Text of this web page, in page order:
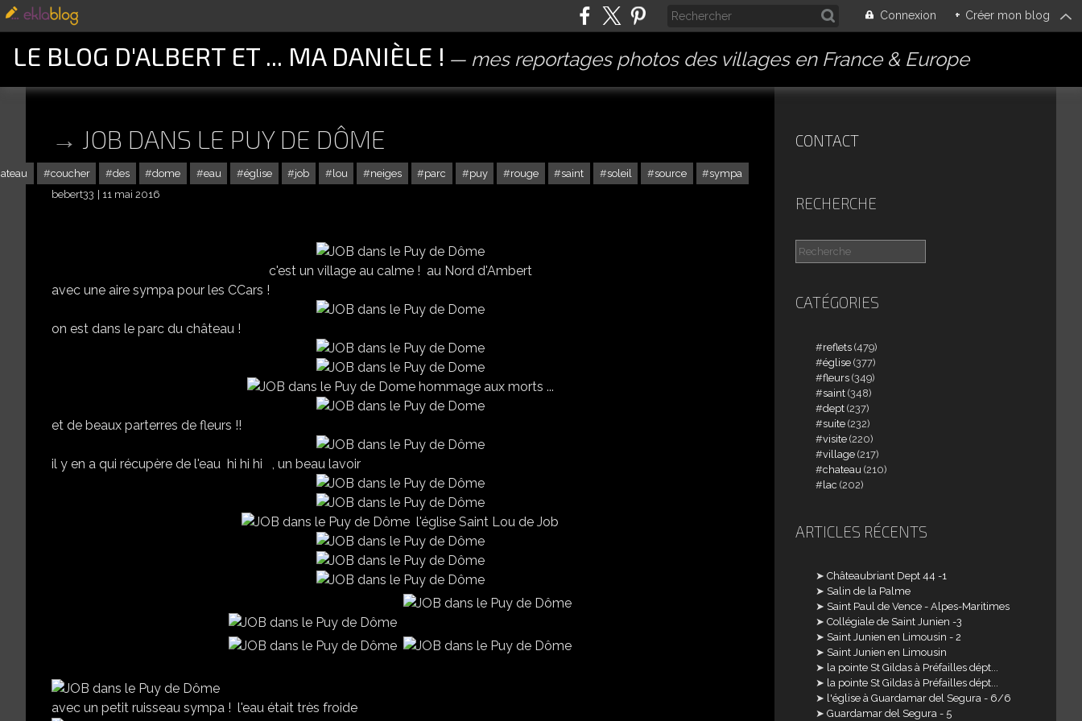
Connexion + Créer mon blog
LE BLOG D'ALBERT ET ... MA DANIÈLE ! mes reportages photos des villages en France & Europe
JOB DANS LE PUY DE DÔME
coucher des dome eau église job lou neiges parc puy rouge saint soleil source
sympa
bebert33
11 mai 2016
c'est un village au calme ! au Nord d'Ambert
avec une aire sympa pour les CCars !
on est dans le parc du château !
hommage aux morts ...
et de beaux parterres de fleurs !!
il y en a qui récupère de l'eau hi hi hi , un beau lavoir
l'église Saint Lou de Job
avec un petit ruisseau sympa ! l'eau était très froide
CONTACT
RECHERCHE
CATÉGORIES
reflets (479)
église (377)
fleurs (349)
saint (348)
dept (237)
suite (232)
visite (220)
village (217)
chateau (210)
lac (202)
ARTICLES RÉCENTS
Châteaubriant Dept 44 -1
Salin de la Palme
Saint Paul de Vence - Alpes-Maritimes
Collégiale de Saint Junien -3
Saint Junien en Limousin - 2
Saint Junien en Limousin
la pointe St Gildas à Préfailles dépt...
la pointe St Gildas à Préfailles dépt...
l'église à Guardamar del Segura - 6/6
Guardamar del Segura - 5